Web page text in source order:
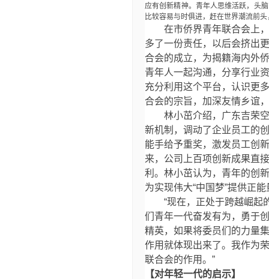
应有创新精神。青年人思维活跃，头
比较容易与时俱进，赶在世界潮流前
在市侨界青年联合会上
多了一份责任，以后会挤出
合会的成立，为揭籍海内外
青年人一起沟通，分享行业
充分利用这个平台，认识更
合会的宗旨，加深友情乡谊
林小茁介绍，广东吉荣
新机制，调动了企业员工的
能手给予重奖，激发员工创
来，公司上百项创新成果直
利。林小茁认为，青年的创
为实现伟大“中国梦”提供正能
“现在，正处于跨越崛起
们青年一代奋发有为，勇于
精英，如果将委员们的力量
作用就体现出来了。我作为
联合会的作用。”
【对年轻一代的启示】